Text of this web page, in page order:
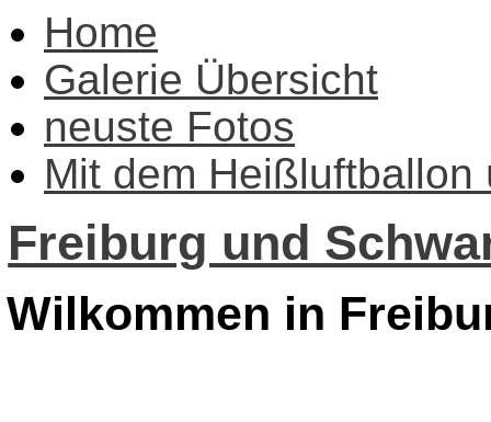
Home
Galerie Übersicht
neuste Fotos
Mit dem Heißluftballon
Freiburg und
Wilkommen in